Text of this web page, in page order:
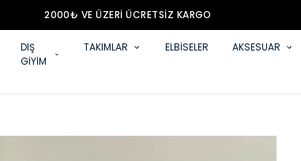
2000₺ VE ÜZERİ ÜCRETSİZ KARGO
DIŞ
GİYİM
TAKIMLAR ELBİSELER AKSESUAR